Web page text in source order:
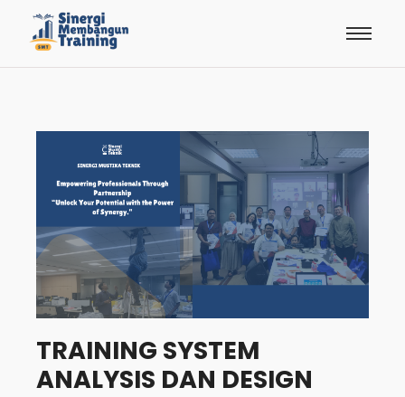
TRAINING SYSTEM
ANALYSIS DAN DESIGN